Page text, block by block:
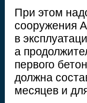
При этом
сооружения
в
а
первого
должна
месяцев и